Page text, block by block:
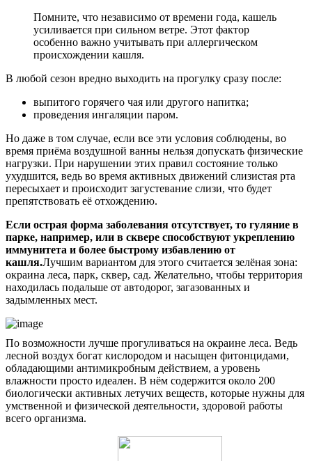
Помните, что независимо от времени года, кашель
усиливается при сильном ветре. Этот фактор
особенно важно учитывать при аллергическом
происхождении кашля.
В любой сезон вредно выходить на прогулку сразу после:
выпитого горячего чая или другого напитка;
проведения ингаляции паром.
Но даже в том случае, если все эти условия соблюдены, во
время приёма воздушной ванны нельзя допускать физические
нагрузки. При нарушении этих правил состояние только
ухудшится, ведь во время активных движений слизистая рта
пересыхает и происходит загустевание слизи, что будет
препятствовать её отхождению.
Если острая форма заболевания отсутствует, то гуляние в
парке, например, или в сквере способствуют укреплению
иммунитета и более быстрому избавлению от
кашля.Лучшим вариантом для этого считается зелёная зона:
окраина леса, парк, сквер, сад. Желательно, чтобы территория
находилась подальше от автодорог, загазованных и
задымленных мест.
По возможности лучше прогуливаться на окраине леса. Ведь
лесной воздух богат кислородом и насыщен фитонцидами,
обладающими антимикробным действием, а уровень
влажности просто идеален. В нём содержится около 200
биологически активных летучих веществ, которые нужны для
умственной и физической деятельности, здоровой работы
всего организма.